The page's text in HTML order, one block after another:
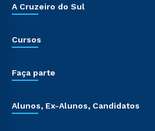
A Cruzeiro do Sul
Cursos
Faça parte
Alunos, Ex-Alunos, Candidatos